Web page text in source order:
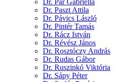
Dr. Paszt Attila
Dr. Pávics László
Dr. Pintér Tamás
Dr. Rácz István
Dr. Révész János
Dr. Rosztóczy András
Dr. Rudas Gábor
Dr. Ruszinkó Viktória
Dr. Sápy Péter